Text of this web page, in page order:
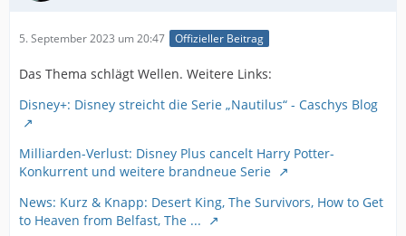
5. September 2023 um 20:47 Offizieller Beitrag
Das Thema schlägt Wellen. Weitere Links:
Disney+: Disney streicht die Serie „Nautilus“ - Caschys Blog
Milliarden-Verlust: Disney Plus cancelt Harry Potter-
Konkurrent und weitere brandneue Serie
News: Kurz & Knapp: Desert King, The Survivors, How to Get
to Heaven from Belfast, The ...